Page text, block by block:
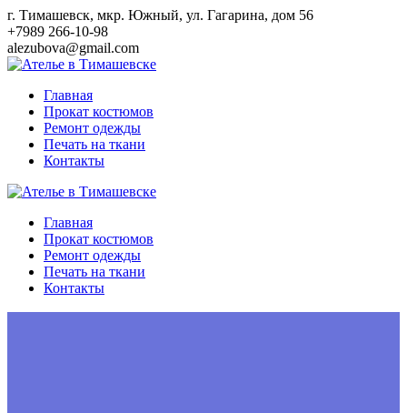
Перейти
к
контенту
г. Тимашевск, мкр. Южный, ул. Гагарина, дом 56
+7989 266-10-98
alezubova@gmail.com
Главная
Прокат костюмов
Ремонт одежды
Печать на ткани
Контакты
Главная
Прокат костюмов
Ремонт одежды
Печать на ткани
Контакты